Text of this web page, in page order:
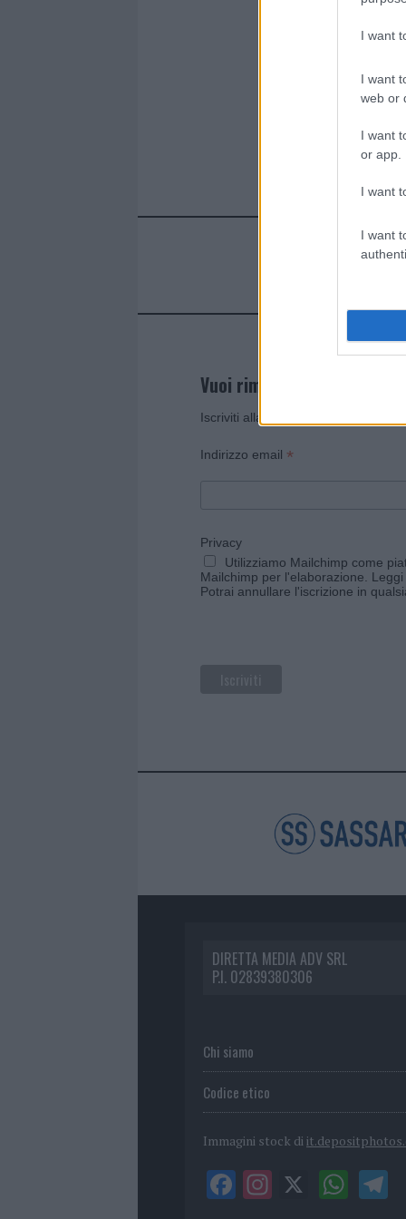
I want
I want
web or
I want
or app.
I want
I want
Vuoi rimanere sempre
Iscriviti alla newsletter di Gallura
Indirizzo email *
Privacy
Utilizziamo Mailchimp come
Mailchimp per l'elaborazione.
Potrai annullare l'iscrizione in
DIRETTA MEDIA ADV SRL
P.I. 02839380306
Chi siamo
Codice etico
Immagini stock di